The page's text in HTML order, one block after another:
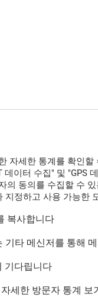
자세한 통계를 확인
데이터 수집" 및
의 동의를 수집할 수
지정하고 사용 가능한
복사합니다
기타 메신저를 통해
기다립니다
세한 방문자 통계 보